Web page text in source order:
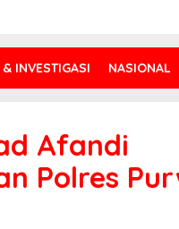
INVESTIGASI NASIONAL
Afandi
Polres